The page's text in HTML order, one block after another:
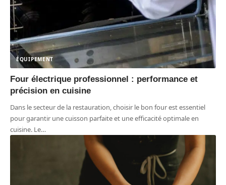
ÉQUIPEMENT
Four électrique professionnel : performance et
précision en cuisine
Dans le secteur de la restauration, choisir le bon four est essentiel
pour garantir une cuisson parfaite et une efficacité optimale en
cuisine. Le…